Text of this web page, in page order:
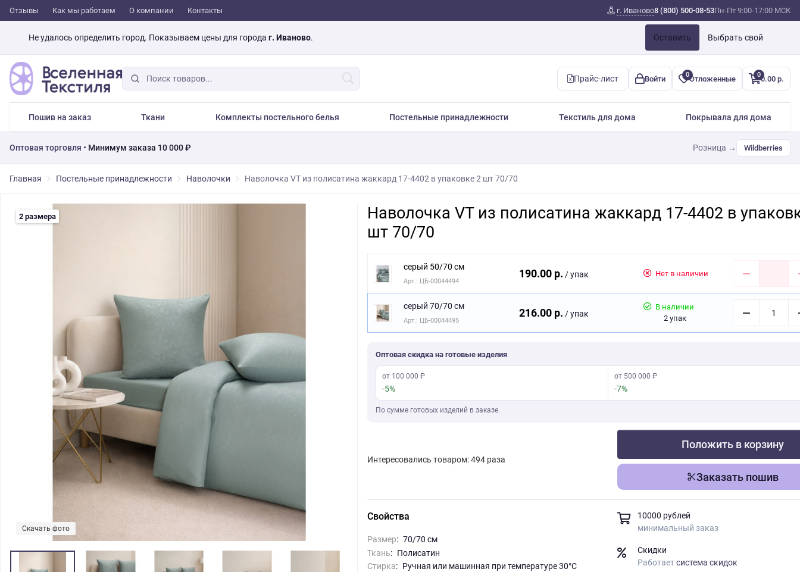
Отзывы Как мы работаем О компании Контакты г. Иваново8 (800) 500-08-53Пн-Пт 9:00-17:00 МСК
Не удалось определить город. Показываем цены для города г. Иваново. Оставить Выбрать свой
Прайс-лист Войти 0Отложенные 00.00 р.
Пошив на заказ Ткани Комплекты постельного белья Постельные принадлежности Текстиль для дома Покрывала для дома
Оптовая торговля • Минимум заказа 10 000 ₽ Розница → Wildberries
Главная Постельные принадлежности Наволочки Наволочка VT из полисатина жаккард 17-4402 в упаковке 2 шт 70/70
Скачать фото Скачать фото
2 размера
Наволочка VT из полисатина жаккард 17-4402 в
шт 70/70
серый 50/70 см
Арт.: ЦБ-00044494
190.00 р. / упак Нет в наличии
серый 70/70 см
Арт.: ЦБ-00044495
216.00 р. / упак
В наличии
2 упак
Оптовая скидка на готовые изделия
от 100 000 ₽
-5%
от 500 000 ₽
-7%
По сумме готовых изделий в заказе.
Интересовались товаром: 494 раза
Положить в корзину
Заказать пошив
Свойства
Размер:
70/70 см
Ткань:
Полисатин
Стирка:
ручная или машинная при температуре 30°C
10000 рублей
минимальный заказ
Скидки
Работаетсистема скидок